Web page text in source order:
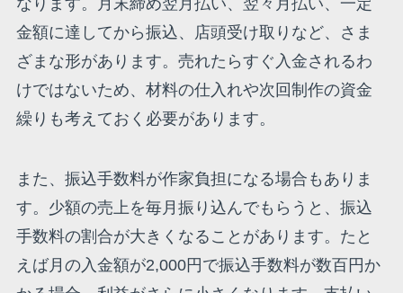
金額に達してから振込、店頭受け取りなど、さま
ざまな形があります。売れたらすぐ入金されるわ
けではないため、材料の仕入れや次回制作の資金
繰りも考えておく必要があります。
また、振込手数料が作家負担になる場合もありま
す。少額の売上を毎月振り込んでもらうと、振込
手数料の割合が大きくなることがあります。たと
えば月の入金額が2,000円で振込手数料が数百円か